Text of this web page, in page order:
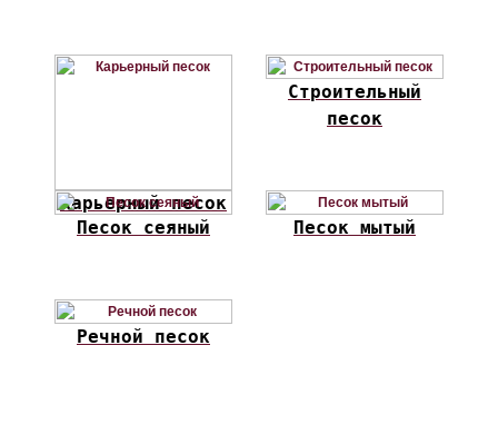
Карьерный песок
Строительный
песок
Песок сеяный Песок мытый
Речной песок